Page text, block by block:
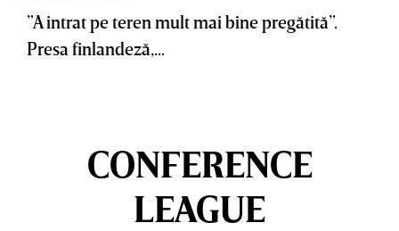
”A intrat pe teren mult mai bine pregătită”.
Presa finlandeză,...
CONFERENCE
LEAGUE